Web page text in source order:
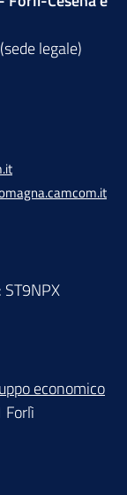
legale)
economico
Forlì